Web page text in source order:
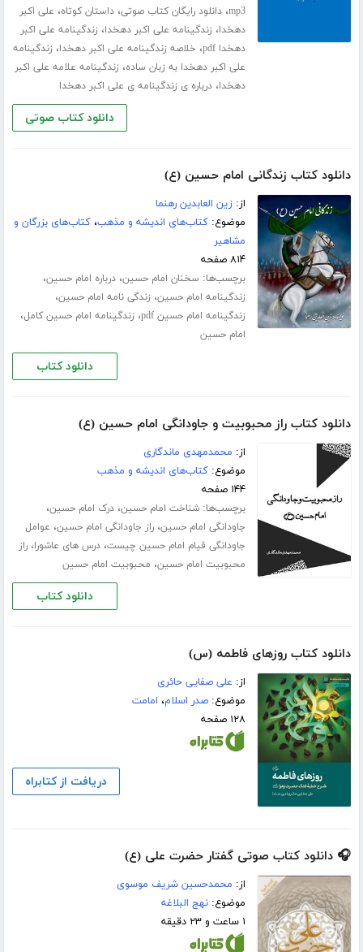
mp3،دانلود رایگان کتاب صوتی،داستان کوتاه، علی اکبر
دهخدا، زندگینامه علی اکبر دهخدا، زندگینامه علی اکبر
دهخدا pdf
، خلاصه زندگینامه علی اکبر دهخدا، زندگینامه
علی اکبر دهخدا به زبان ساده، زندگینامه علامه علی اکبر
دهخدا،درباره ی زندگینامه ی علی اکبر دهخدا
دانلود کتاب صوتی
دانلود کتاب زندگانی امام حسین (ع)
از:زین العابدین رهنما
موضوع:کتاب‌های اندیشه و مذهب،کتاب‌های بزرگان و
مشاهیر
۸۱۴ صفحه
برچسب‌ها: سخنان امام حسین،درباره امام حسین،
زندگینامه امام حسین، زندگی نامه امام حسین،
زندگینامه امام حسین pdf ، زندگینامه امام حسین کامل،
امام حسین
دانلود کتاب
دانلود کتاب راز محبوبیت و جاودانگی امام حسین (ع)
از: محمدمهدی ماندگاری
موضوع:کتاب‌های اندیشه و مذهب
۱۴۴ صفحه
برچسب‌ها:شناخت امام حسین،درک امام حسین،
جاودانگی امام حسین،راز جاودانگی امام حسین، عوامل
جاودانگی قیام امام حسین چیست،درس های عاشورا،راز
محبوبیت امام حسین، محبوبیت امام حسین
دانلود کتاب
دانلود کتاب روزهای فاطمه (س)
از: علی صفایی حائری
موضوع:صدر اسلام، امامت
۱۲۸ صفحه
دریافت از کتابراه
🎧 دانلود کتاب صوتی گفتار حضرت علی (ع)
از: محمدحسین شریف موسوی
موضوع:نهج البلاغه
۱ ساعت و ۲۳ دقیقه